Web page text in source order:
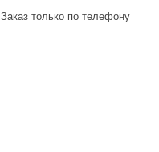
Заказ только по телефону